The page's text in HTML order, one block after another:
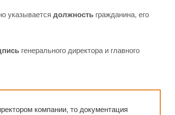
указывается должность гражданина, его
генерального директора и главного
компании, то документация